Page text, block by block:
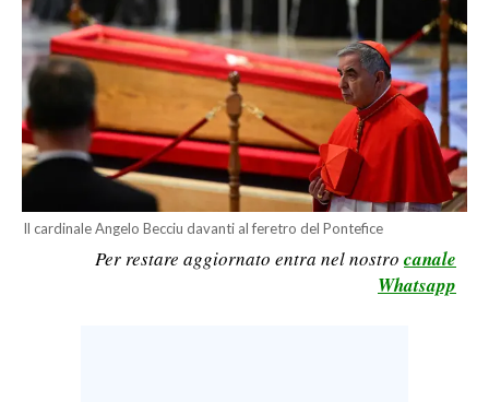
ECONOMIA
SERVIZI ALLE IMPRESE
LAVORO
BANDI
SPORT IN SARDEGNA
SPORT
Il cardinale Angelo Becciu davanti al feretro del Pontefice
Per restare aggiornato entra nel nostro canale
Whatsapp